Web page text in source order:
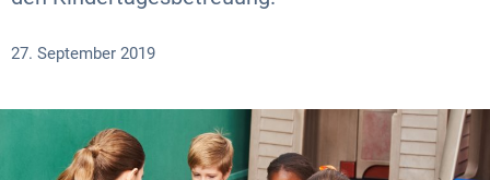
27. September 2019